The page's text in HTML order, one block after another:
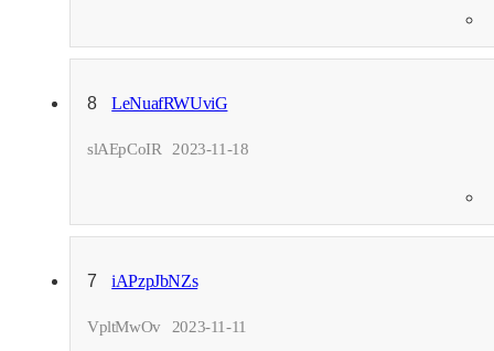
8 LeNuafRWUviG
slAEpCoIR 2023-11-18
7 iAPzpJbNZs
VpltMwOv 2023-11-11